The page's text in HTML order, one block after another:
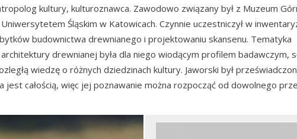
kultury, kulturoznawca. Zawodowo związany był z Muzeum
Śląskim w Katowicach. Czynnie uczestniczył w
budownictwa drewnianego i projektowaniu skansenu. Tematyka
drewnianej była dla niego wiodącym profilem badawczym,
wiedzę o różnych dziedzinach kultury. Jaworski był
jest całością, więc jej poznawanie można rozpocząć od dowolnego